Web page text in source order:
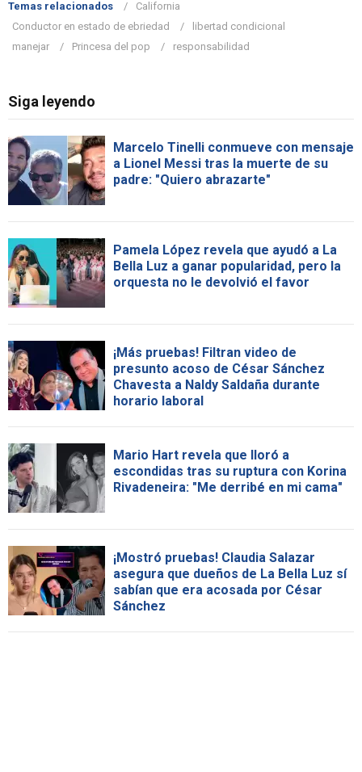
Temas relacionados
California
Conductor en estado de ebriedad
libertad condicional
manejar
Princesa del pop responsabilidad
Siga leyendo
Marcelo Tinelli conmueve con mensaje
a Lionel Messi tras la muerte de su
padre: "Quiero abrazarte"
Pamela López revela que ayudó a La
Bella Luz a ganar popularidad, pero la
orquesta no le devolvió el favor
¡Más pruebas! Filtran video de
presunto acoso de César Sánchez
Chavesta a Naldy Saldaña durante
horario laboral
Mario Hart revela que lloró a
escondidas tras su ruptura con Korina
Rivadeneira: "Me derribé en mi cama"
¡Mostró pruebas! Claudia Salazar
asegura que dueños de La Bella Luz sí
sabían que era acosada por César
Sánchez